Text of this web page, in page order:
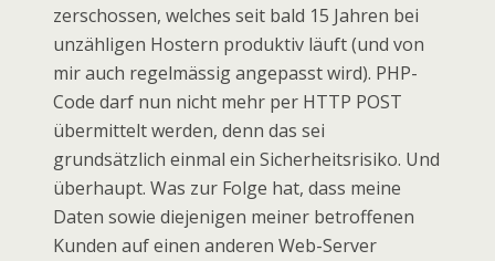
zerschossen, welches seit bald 15 Jahren bei
unzähligen Hostern produktiv läuft (und von
mir auch regelmässig angepasst wird). PHP-
Code darf nun nicht mehr per HTTP POST
übermittelt werden, denn das sei
grundsätzlich einmal ein Sicherheitsrisiko. Und
überhaupt. Was zur Folge hat, dass meine
Daten sowie diejenigen meiner betroffenen
Kunden auf einen anderen Web-Server